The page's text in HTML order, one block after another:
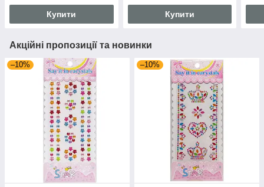
Купити Купити
Акційні пропозиції та новинки
–10% –10%